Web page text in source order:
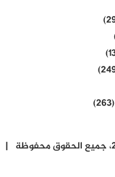
(263)
© حقوق النشر 2026، جميع الحقوق